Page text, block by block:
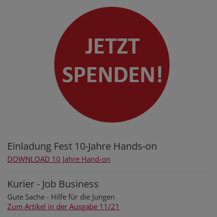
Einladung Fest 10-Jahre Hands-on
DOWNLOAD 10 Jahre Hand-on
Kurier - Job Business
Gute Sache - Hilfe für die Jungen
Zum Artikel in der Ausgabe 11/21